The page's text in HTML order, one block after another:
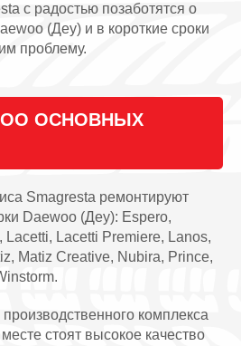
с радостью позаботятся о
(Деу) и в короткие сроки
проблему.
ОСНОВНЫХ
Smagresta ремонтируют
Daewoo (Деу): Espero,
Lacetti, Lacetti Premiere, Lanos,
Matiz Creative, Nubira, Prince,
комплекса
стоят высокое качество